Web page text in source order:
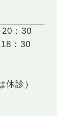
：30
：30
診）